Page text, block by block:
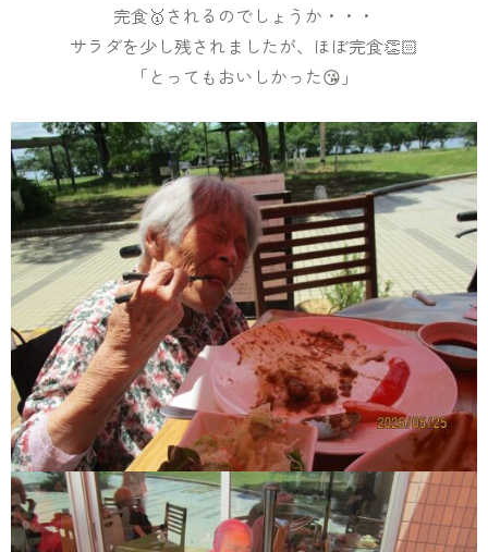
完食🥇されるのでしょうか・・・
サラダを少し残されましたが、ほぼ完食👏🏻
「とってもおいしかった😘」